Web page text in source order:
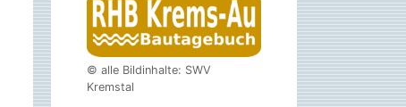
© alle Bildinhalte: SWV
Kremstal